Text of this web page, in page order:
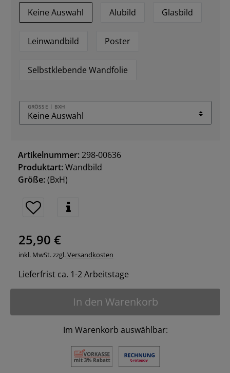
Keine Auswahl
Alubild Glasbild
Leinwandbild Poster
Selbstklebende Wandfolie
GRÖSSE | BXH
Artikelnummer:298-00636
Produktart:Wandbild
Größe:(BxH)
25,90 €
inkl. MwSt. zzgl.Versandkosten
Lieferfrist ca. 1-2 Arbeitstage
In den Warenkorb
Im Warenkorb auswählbar: